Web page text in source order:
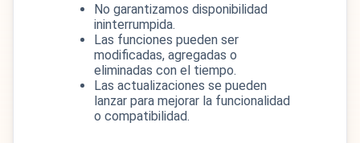
No garantizamos disponibilidad
ininterrumpida.
Las funciones pueden ser
modificadas, agregadas o
eliminadas con el tiempo.
Las actualizaciones se pueden
lanzar para mejorar la funcionalidad
o compatibilidad.